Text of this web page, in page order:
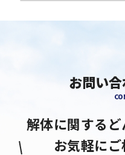
お問い
解体に関する
お気軽にご